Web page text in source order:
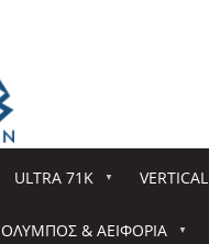
ULTRA 71K VERTICAL
ΌΛΥΜΠΟΣ & ΑΕΙΦΟΡΊΑ